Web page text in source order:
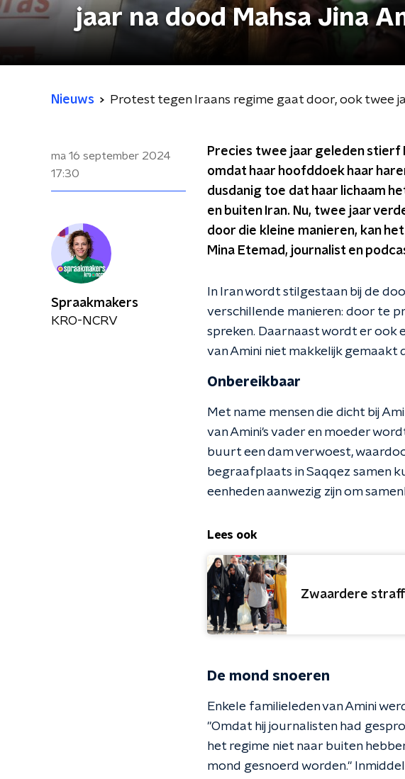
jaar na dood Mahsa Jina
Nieuws Protest tegen Iraans regime gaat door, ook twee
ma 16 september 2024
17:30
Precies twee jaar geleden stierf
omdat haar hoofddoek haar
dusdanig toe dat haar lichaam
en buiten Iran. Nu, twee jaar
door die kleine manieren, kan
Mina Etemad, journalist en
In Iran wordt stilgestaan bij de
verschillende manieren: door te
spreken. Daarnaast wordt er ook
van Amini niet makkelijk
Onbereikbaar
Met name mensen die dicht bij
van Amini's vader en moeder
buurt een dam verwoest,
begraafplaats in Saqqez samen
eenheden aanwezig zijn om
Lees ook
Zwaardere
De mond snoeren
Enkele familieleden van Amini
"Omdat hij journalisten had
het regime niet naar buiten
mond gesnoerd worden."
Spraakmakers
KRO-NCRV